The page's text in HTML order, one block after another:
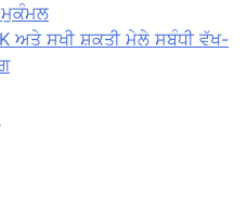
ਮੁਕੰਮਲ
ਅਤੇ ਸਖੀ ਸ਼ਕਤੀ ਮੇਲੇ ਸਬੰਧੀ ਵੱਖ-